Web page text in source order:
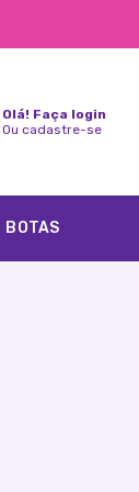
Olá! Faça login
Ou cadastre-se
BOTAS